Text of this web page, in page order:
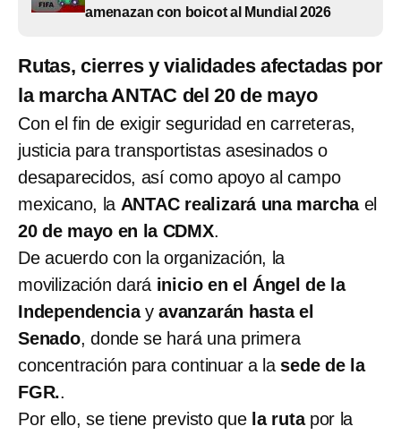
amenazan con boicot al Mundial 2026
Rutas, cierres y vialidades afectadas por
la marcha ANTAC del 20 de mayo
Con el fin de exigir seguridad en carreteras,
justicia para transportistas asesinados o
desaparecidos, así como apoyo al campo
mexicano, la ANTAC realizará una marchael
20 de mayo en la CDMX.
De acuerdo con la organización, la
movilización dará inicio en el Ángel de la
Independenciayavanzarán hasta el
Senado, donde se hará una primera
concentración para continuar a la sede de la
FGR..
Por ello, se tiene previsto que la rutapor la